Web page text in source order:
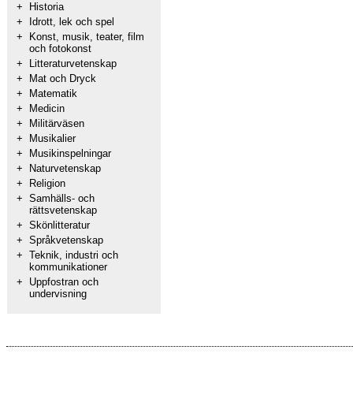
+
Historia
+
Idrott, lek och spel
+
Konst, musik, teater, film
och fotokonst
+
Litteraturvetenskap
+
Mat och Dryck
+
Matematik
+
Medicin
+
Militärväsen
+
Musikalier
+
Musikinspelningar
+
Naturvetenskap
+
Religion
+ Samhälls- och
rättsvetenskap
+ Skönlitteratur
+ Språkvetenskap
+ Teknik, industri och
kommunikationer
+
Uppfostran och
undervisning